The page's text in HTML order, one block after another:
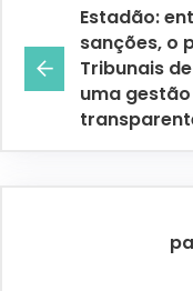
Estadão:
sanções, o
Tribunais
uma